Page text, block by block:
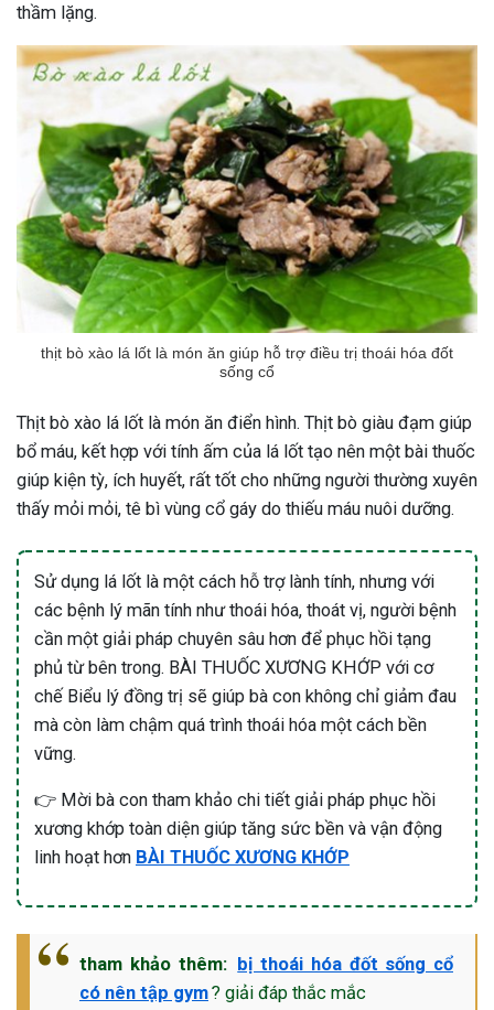
thầm lặng.
thịt bò xào lá lốt là món ăn giúp hỗ trợ điều trị thoái hóa đốt
sống cổ
Thịt bò xào lá lốt là món ăn điển hình. Thịt bò giàu đạm giúp
bổ máu, kết hợp với tính ấm của lá lốt tạo nên một bài thuốc
giúp kiện tỳ, ích huyết, rất tốt cho những người thường xuyên
thấy mỏi mỏi, tê bì vùng cổ gáy do thiếu máu nuôi dưỡng.
Sử dụng lá lốt là một cách hỗ trợ lành tính, nhưng với
các bệnh lý mãn tính như thoái hóa, thoát vị, người bệnh
cần một giải pháp chuyên sâu hơn để phục hồi tạng
phủ từ bên trong. BÀI THUỐC XƯƠNG KHỚP với cơ
chế Biểu lý đồng trị sẽ giúp bà con không chỉ giảm đau
mà còn làm chậm quá trình thoái hóa một cách bền
vững.
👉 Mời bà con tham khảo chi tiết giải pháp phục hồi
xương khớp toàn diện giúp tăng sức bền và vận động
linh hoạt hơn BÀI THUỐC XƯƠNG KHỚP
tham khảo thêm:
bị thoái hóa đốt sống cổ
có nên tập gym? giải đáp thắc mắc